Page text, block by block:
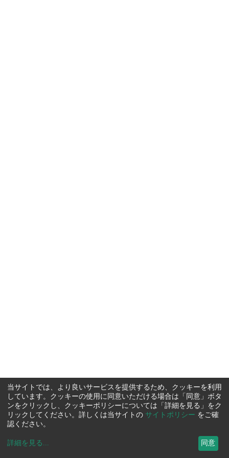
当サイトでは、より良いサービスを提供するため、クッキーを利用
しています。クッキーの使用に同意いただける場合は「同意」ボタ
ンをクリックし、クッキーポリシーについては「詳細を見る」をク
リックしてください。詳しくは当サイトの サイトポリシー をご確
認ください。
詳細を見る ... 同意